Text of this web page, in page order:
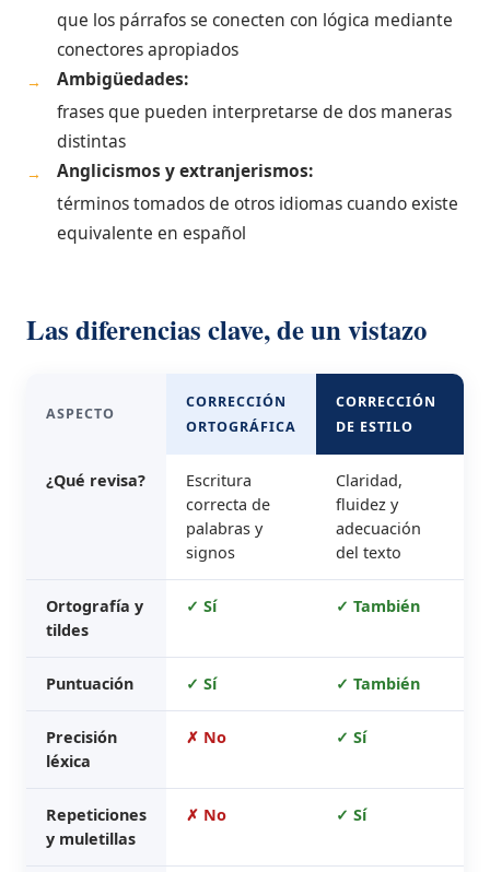
que los párrafos se conecten con lógica mediante
conectores apropiados
→
Ambigüedades:
frases que pueden interpretarse de dos maneras
distintas
→
Anglicismos y extranjerismos:
términos tomados de otros idiomas cuando existe
equivalente en español
Las diferencias clave, de un vistazo
ASPECTO
CORRECCIÓN
ORTOGRÁFICA
CORRECCIÓN
DE ESTILO
¿Qué revisa?
Escritura
correcta de
palabras y
signos
Claridad,
fluidez y
adecuación
del texto
Ortografía y
tildes
✓ Sí ✓ También
Puntuación ✓ Sí ✓ También
Precisión
léxica
✗ No ✓ Sí
Repeticiones
y muletillas
✗ No ✓ Sí